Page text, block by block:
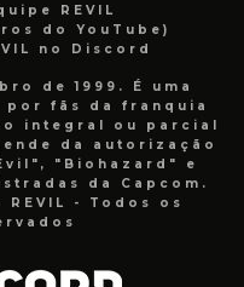
REVIL
do YouTube)
no Discord
de 1999. É uma
fãs da franquia
integral ou parcial
da autorização
"Biohazard" e
da Capcom.
- Todos os